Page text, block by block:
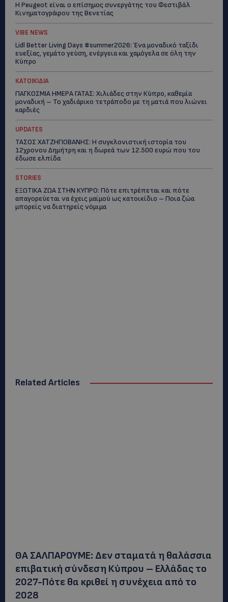
Η Peugeot είναι ο επίσημος συνεργάτης του Φεστιβάλ
Κινηματογράφου της Βενετίας
VIBE NEWS
Lidl Better Living Days #summer2026: Ένα μοναδικό ταξίδι
ευεξίας, γεμάτο γεύση, ενέργεια και χαμόγελα σε όλη την
Κύπρο
ΚΑΤΟΙΚΙΔΙΑ
ΠΑΓΚΟΣΜΙΑ ΗΜΕΡΑ ΓΑΤΑΣ: Χιλιάδες στην Κύπρο, καθεμία
μοναδική – Το χαδιάρικο τετράποδο με τη ματιά που λιώνει
καρδιές
UPDATES
ΤΑΣΟΣ ΧΑΤΖΗΓΙΟΒΑΝΗΣ: Η συγκλονιστική ιστορία του
12χρονου Δημήτρη και η δωρεά των 12.500 ευρώ που του
έδωσε ελπίδα
STORIES
ΕΞΩΤΙΚΑ ΖΩΑ ΣΤΗΝ ΚΥΠΡΟ: Πότε επιτρέπεται και πότε
απαγορεύεται να έχεις μαϊμού ως κατοικίδιο – Ποια ζώα
μπορείς να διατηρείς νόμιμα
Related Articles
ΘΑ ΣΑΛΠΑΡΟΥΜΕ: Δεν σταματά η θαλάσσια
επιβατική σύνδεση Κύπρου – Ελλάδας το
2027-Πότε θα κριθεί η συνέχεια από το
2028